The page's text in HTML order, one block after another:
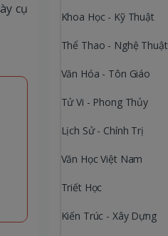
cụ Khoa Học - Kỹ Thuật
Thể Thao - Nghệ Thuật
Văn Hóa - Tôn Giáo
Tử Vi - Phong Thủy
Lịch Sử - Chính Trị
Văn Học Việt Nam
Triết Học
Kiến Trúc - Xây Dựng